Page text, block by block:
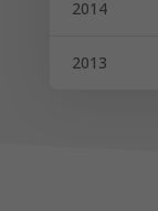
2014
2013